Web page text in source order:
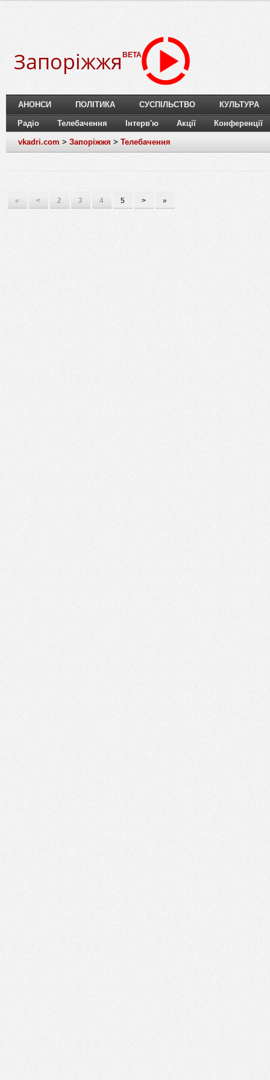
Запоріжжя BETA
АНОНСИ ПОЛІТИКА СУСПІЛЬСТВО КУЛЬТУРА
Радіо Телебачення Інтерв'ю Акції Конференції
vkadri.com > Запоріжжя > Телебачення
« < 2 3 4 5 > »